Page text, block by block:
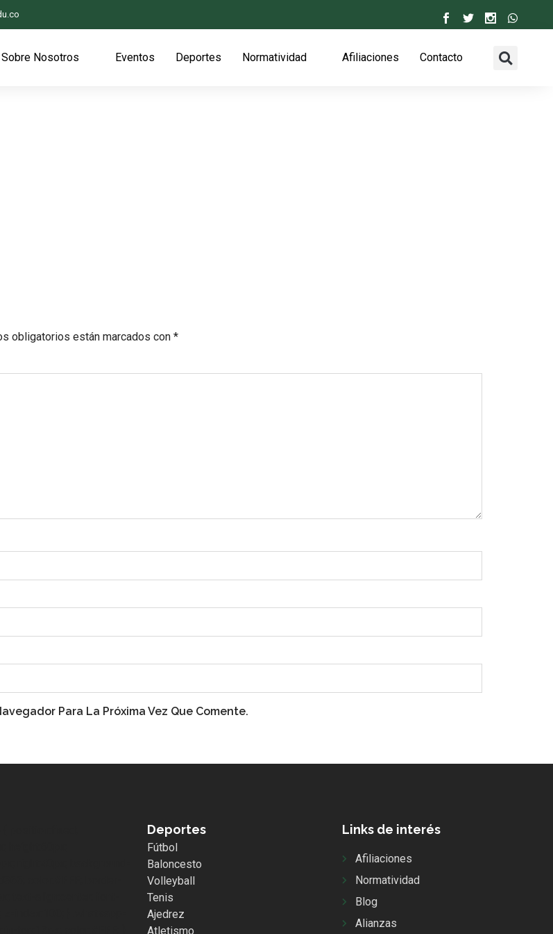
Sobre Nosotros Eventos Deportes Normatividad Afiliaciones Contacto
obligatorios están marcados con *
Para La Próxima Vez Que Comente.
Deportes
Fútbol
Baloncesto
Volleyball
Tenis
Ajedrez
Atletismo
Links de interés
Afiliaciones
Normatividad
Blog
Alianzas